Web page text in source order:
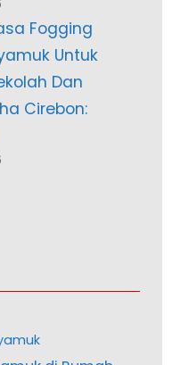
Fogging
Untuk
Dan
Cirebon: